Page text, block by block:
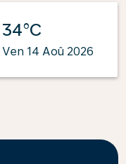
34°C
Ven 14 Aoû 2026